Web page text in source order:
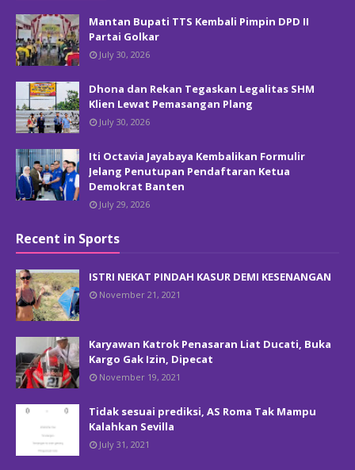
Mantan Bupati TTS Kembali Pimpin DPD II
Partai Golkar
July 30, 2026
Dhona dan Rekan Tegaskan Legalitas SHM
Klien Lewat Pemasangan Plang
July 30, 2026
Iti Octavia Jayabaya Kembalikan Formulir
Jelang Penutupan Pendaftaran Ketua
Demokrat Banten
July 29, 2026
Recent in Sports
ISTRI NEKAT PINDAH KASUR DEMI KESENANGAN
November 21, 2021
Karyawan Katrok Penasaran Liat Ducati, Buka
Kargo Gak Izin, Dipecat
November 19, 2021
Tidak sesuai prediksi, AS Roma Tak Mampu
Kalahkan Sevilla
July 31, 2021